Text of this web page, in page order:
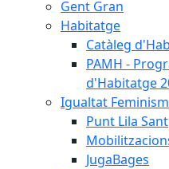
Gent Gran
Habitatge
Catàleg
PAMH -
d'Habitatge
Igualtat
Punt Lila
JugaBages